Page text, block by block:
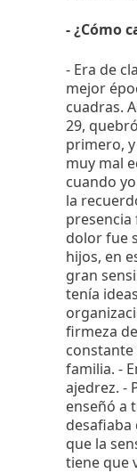
- ¿Cómo
- Era de
mejor
cuadras.
29,
primero,
muy mal
cuando
la
dolor fue
hijos, en
gran
tenía
firmeza
constante
familia. -
ajedrez. -
enseñó a
que la
tiene que